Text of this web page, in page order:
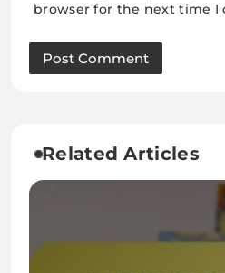
browser for the next time I
Related Articles